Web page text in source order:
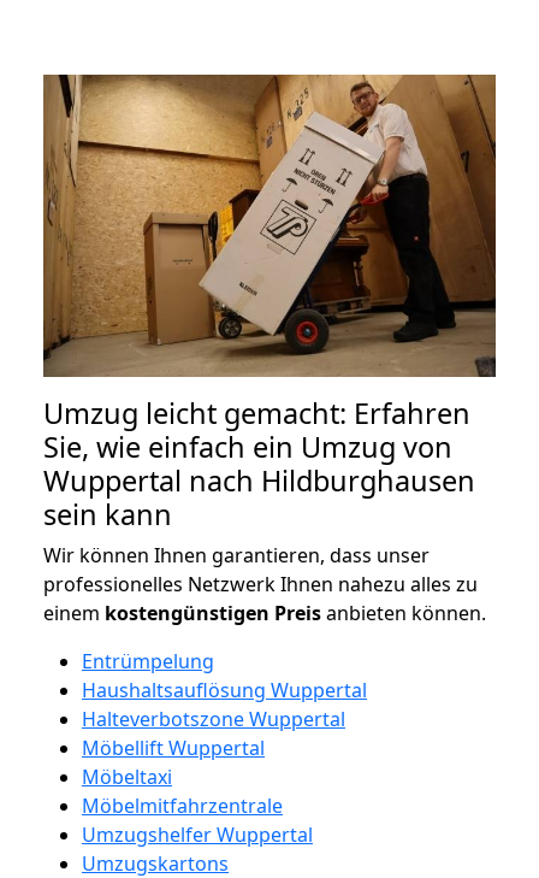
Umzug leicht gemacht: Erfahren
Sie, wie einfach ein Umzug von
Wuppertal nach Hildburghausen
sein kann
Wir können Ihnen garantieren, dass unser
professionelles Netzwerk Ihnen nahezu alles zu
einem kostengünstigen Preisanbieten können.
Entrümpelung
Haushaltsauflösung Wuppertal
Halteverbotszone Wuppertal
Möbellift Wuppertal
Möbeltaxi
Möbelmitfahrzentrale
Umzugshelfer Wuppertal
Umzugskartons